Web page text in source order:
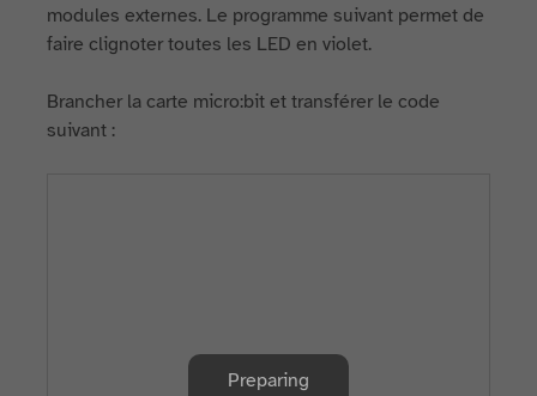
modules externes. Le programme suivant permet de
faire clignoter toutes les LED en violet.
Brancher la carte micro:bit et transférer le code
suivant :
Preparing